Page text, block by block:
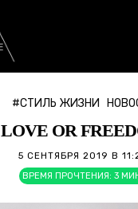
#СТИЛЬ ЖИЗНИ
LOVE OR
5 СЕНТЯБРЯ 2019 В
ВРЕМЯ ПРОЧТЕНИЯ: 3